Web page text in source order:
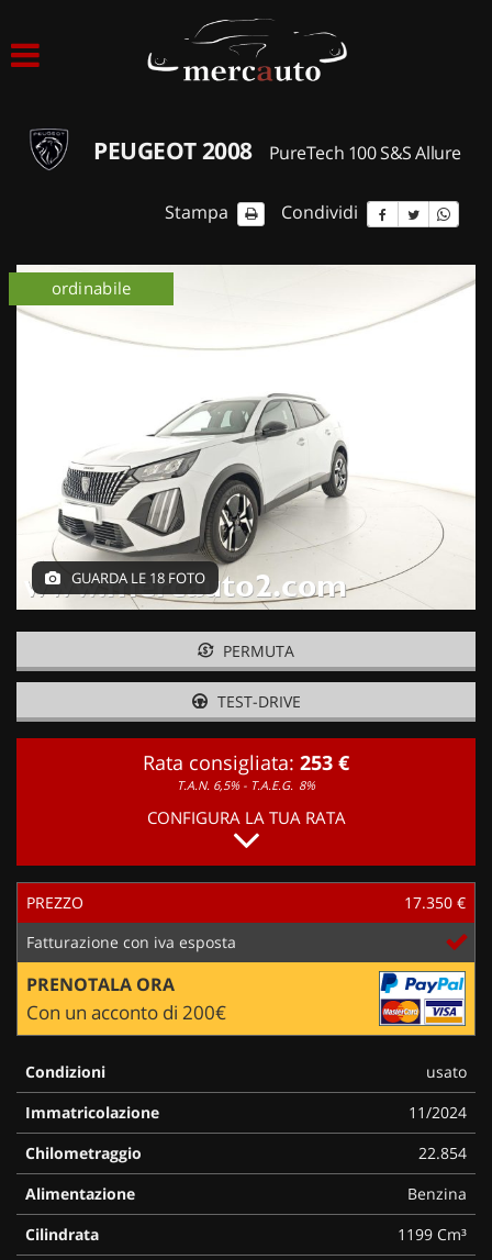
ACQUISTIAMO USATO
NOLEGGIO AUTO
NOLEGGIO LUNGO TERMINE
NOLEGGIO BREVE TERMINE
CONTATTI
PEUGEOT 2008 PureTech 100 S&S Allure
Stampa Condividi
ordinabile
GUARDA LE 18 FOTO
PERMUTA
TEST-DRIVE
Rata consigliata: 253 €
T.A.N. 6,5% - T.A.E.G. 8%
CONFIGURA LA TUA RATA
PREZZO
17.350 €
Fatturazione con iva esposta
PRENOTALA ORA
Con un acconto di 200€
Condizioni
usato
Immatricolazione
11/2024
Chilometraggio
22.854
Alimentazione
Benzina
Cilindrata
1199 Cm³